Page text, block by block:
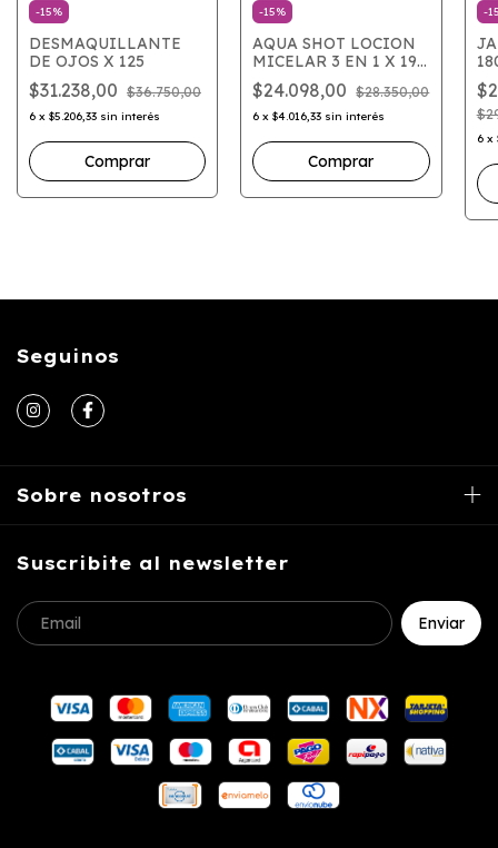
-15%
DESMAQUILLANTE
DE OJOS X 125
$31.238,00 $36.750,00
6 x $5.206,33 sin interés
-15%
AQUA SHOT LOCION
MICELAR 3 EN 1 X 190
ML
$24.098,00 $28.350,00
6 x$4.016,33 sin interés
-
6 x
Seguinos
Sobre nosotros
Suscribite al newsletter